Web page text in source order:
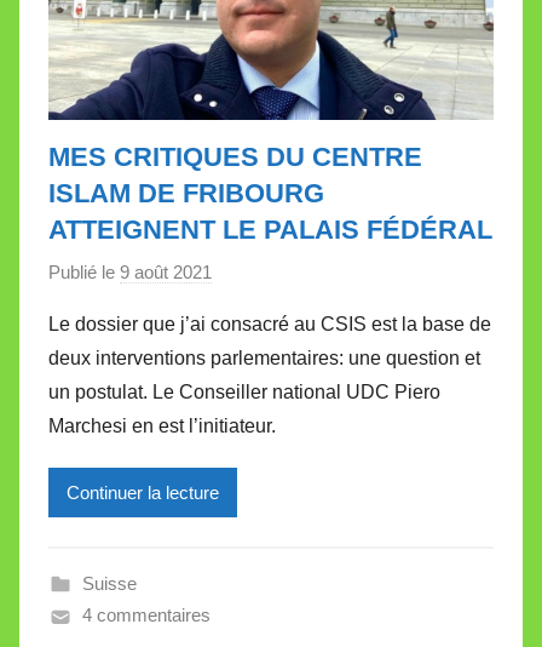
MES CRITIQUES DU CENTRE
ISLAM DE FRIBOURG
ATTEIGNENT LE PALAIS FÉDÉRAL
Publié le 9 août 2021
r
M
i
r
i
l
Le dossier que j’ai consacré au CSIS est la base de
deux interventions parlementaires: une question et
un postulat. Le Conseiller national UDC Piero
Marchesi en est l’initiateur.
Continuer la lecture
Suisse
4 commentaires